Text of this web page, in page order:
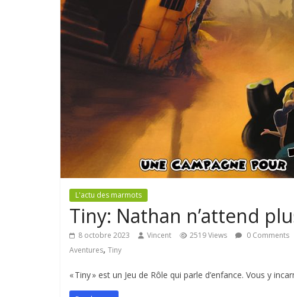
L'actu des marmots
Tiny: Nathan n’attend
8 octobre 2023 Vincent 2519 Views 0 Comments
Aventures, Tiny
« Tiny » est un Jeu de Rôle qui parle d’enfance. Vous y